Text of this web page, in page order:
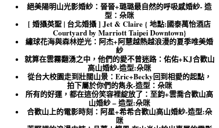
絕美陽明山光影婚紗：晉晉+璐璐最自然的呼吸感婚紗- 造
型：朵咪
[ 婚攝英聖 | 台北婚攝 ] Jet & Claire { 地點:國泰萬怡酒店
Courtyard by Marriott Taipei Downtown}
繡球花海與森林逆光：阿杰+阿慧越熱越浪漫的夏季唯美婚
紗
就算在雲霧翻湧之中，他們的愛不曾迷路：佑佑+KJ合歡山
高山婚紗-造型:朵咪
從台大校園走到壯闊山景：Eric+Becky回到相愛的起點，
拍下屬於你們的雋永-造型：朵咪
所有的好運，都在這份笑容裡綻放了：至鈞+雲喬合歡山高
山婚紗 – 造型:朵咪
合歡山上的電影時刻：阿星+希希合歡山高山婚紗-造型:朵
咪